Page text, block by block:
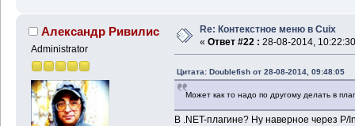
Александр Ривилис
Administrator
Re: Контекстное меню в Cuix
« Ответ #22 : 28-08-2014,
Цитата: Doublefish от 28-08-2014, 09:48:05
Может как то надо по другому делать в
В .NET-плагине? Ну наверное через P/